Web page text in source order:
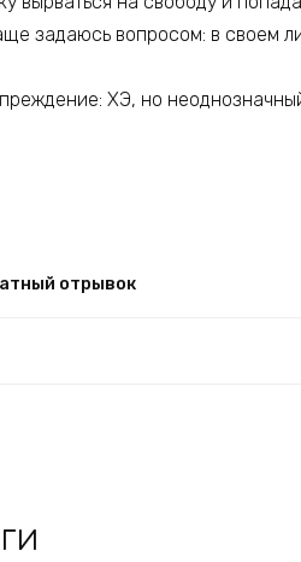
задаюсь вопросом: в своем
ХЭ, но
отрывок